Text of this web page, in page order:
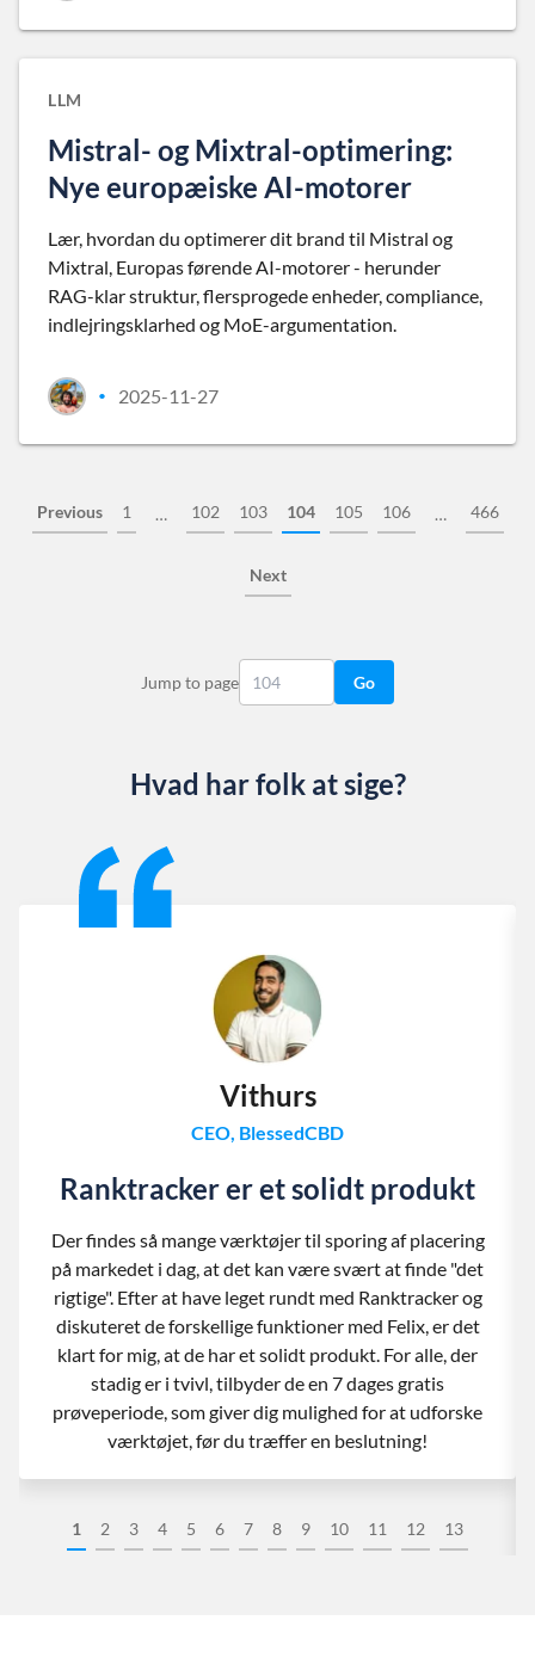
LLM
Mistral- og Mixtral-optimering:
Nye europæiske AI-motorer
Lær, hvordan du optimerer dit brand til Mistral og
Mixtral, Europas førende AI-motorer - herunder
RAG-klar struktur, flersprogede enheder, compliance,
indlejringsklarhed og MoE-argumentation.
• 2025-11-27
Previous 1 … 102 103 104 105 106 … 466
Next
Jump to page Go
Hvad har folk at sige?
1 2 3 4 5 6 7 8 9 10 11 12 13
Vithurs
CEO, BlessedCBD
Ranktracker er et solidt produkt
Der findes så mange værktøjer til sporing af placering
på markedet i dag, at det kan være svært at finde "det
rigtige". Efter at have leget rundt med Ranktracker og
diskuteret de forskellige funktioner med Felix, er det
klart for mig, at de har et solidt produkt. For alle, der
stadig er i tvivl, tilbyder de en 7 dages gratis
prøveperiode, som giver dig mulighed for at udforske
værktøjet, før du træffer en beslutning!